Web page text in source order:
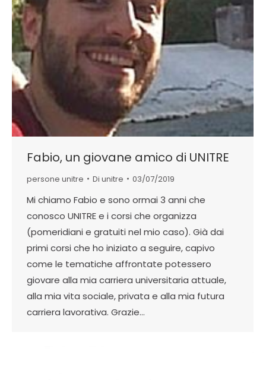
Fabio, un giovane amico di UNITRE
persone unitre Di unitre 03/07/2019
Mi chiamo Fabio e sono ormai 3 anni che
conosco UNITRE e i corsi che organizza
(pomeridiani e gratuiti nel mio caso). Già dai
primi corsi che ho iniziato a seguire, capivo
come le tematiche affrontate potessero
giovare alla mia carriera universitaria attuale,
alla mia vita sociale, privata e alla mia futura
carriera lavorativa. Grazie…